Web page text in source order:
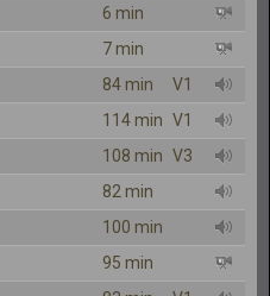
6 min
7 min
84 min
V1
114 min V1
108 min V3
82 min
100 min
95 min